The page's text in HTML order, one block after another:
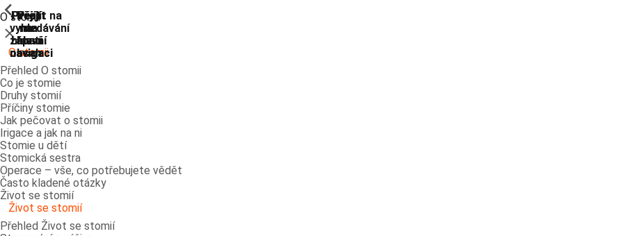
Přejít na
vyhledávání
Přejít
na
hlavní
navigaci
Přejít
na
hlavní
navigaci
Přejít
na
hlavní
obsah
Přejít
na
zápatí
O stomii
ShowPrevious
Zavřít
O stomii
Přehled O stomii
Co je stomie
Druhy stomií
Příčiny stomie
Jak pečovat o stomii
Irigace a jak na ni
Stomie u dětí
Stomická sestra
Operace – vše, co potřebujete vědět
Často kladené otázky
Život se stomií
ShowPrevious
Život se stomií
Přehled Život se stomií
ShowPrevious
ShowPrevious
ShowPrevious
ShowPrevious
ShowPrevious
ShowPrevious